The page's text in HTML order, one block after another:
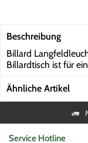
Beschreibung
Billard
Billardtisch ist für
Ähnliche Artikel
Service Hotline